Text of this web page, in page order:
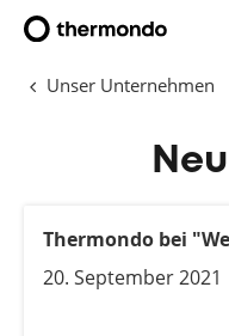
Unser Unternehmen
Thermondo bei
20. September 2021